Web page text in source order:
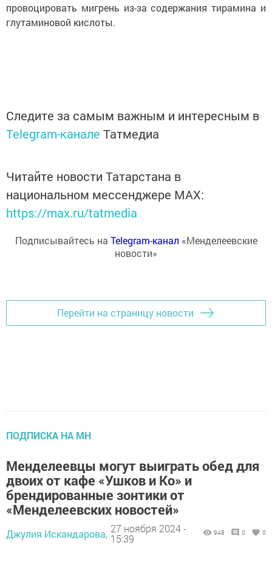
провоцировать мигрень из-за содержания тирамина и
глутаминовой кислоты.
Следите за самым важным и интересным в
Telegram-канале Татмедиа
Читайте новости Татарстана в
национальном мессенджере MАХ:
https://max.ru/tatmedia
Подписывайтесь на Telegram-канал «Менделеевские
новости»
Перейти на страницу новости
ПОДПИСКА НА МН
Менделеевцы могут выиграть обед для
двоих от кафе «Ушков и Ко» и
брендированные зонтики от
«Менделеевских новостей»
Джулия Искандарова, 27 ноября 2024 -
15:39
948 0 0